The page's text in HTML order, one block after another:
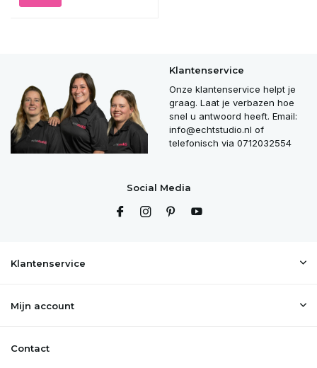
Klantenservice
Onze klantenservice helpt je
graag. Laat je verbazen hoe
snel u antwoord heeft. Email:
info@echtstudio.nl of
telefonisch via 0712032554
Social Media
Klantenservice
Mijn account
Contact